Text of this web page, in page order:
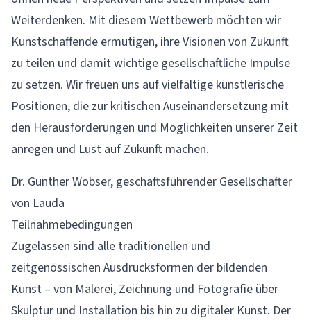
Weiterdenken. Mit diesem Wettbewerb möchten wir
Kunstschaffende ermutigen, ihre Visionen von Zukunft
zu teilen und damit wichtige gesellschaftliche Impulse
zu setzen. Wir freuen uns auf vielfältige künstlerische
Positionen, die zur kritischen Auseinandersetzung mit
den Herausforderungen und Möglichkeiten unserer Zeit
anregen und Lust auf Zukunft machen.
Dr. Gunther Wobser, geschäftsführender Gesellschafter
von Lauda
Teilnahmebedingungen
Zugelassen sind alle traditionellen und
zeitgenössischen Ausdrucksformen der bildenden
Kunst – von Malerei, Zeichnung und Fotografie über
Skulptur und Installation bis hin zu digitaler Kunst. Der